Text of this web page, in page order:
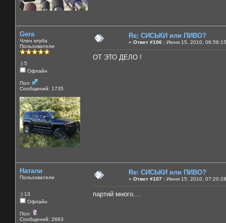
Gera
Член клуба
Пользователи
:) 5
Офлайн
Пол:
Сообщений: 1735
Re: СИСЬКИ или ПИВО?
« Ответ #106 : Июня 15, 2010,
ОТ ЭТО ДЕЛО !
Натали
Пользователи
:) 13
Офлайн
Пол:
Сообщений: 2663
Re: СИСЬКИ или ПИВО?
« Ответ #107 : Июня 15, 2010,
партий много....